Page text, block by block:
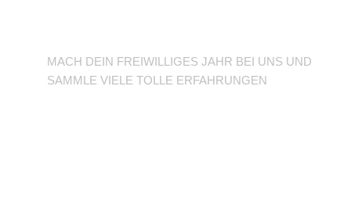
MACH DEIN FREIWILLIGES JAHR BEI UNS UND
SAMMLE VIELE TOLLE ERFAHRUNGEN